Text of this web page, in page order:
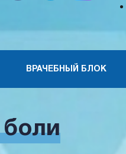
ВРАЧЕБНЫЙ БЛОК